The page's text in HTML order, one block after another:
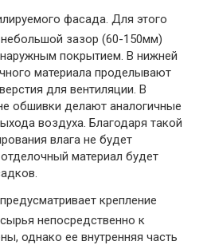
фасада. Для этого
зазор (60-150мм)
покрытием. В нижней
материала проделывают
для вентиляции. В
обшивки делают аналогичные
воздуха. Благодаря такой
влага не будет
материал будет
крепление
непосредственно к
однако ее внутренняя часть